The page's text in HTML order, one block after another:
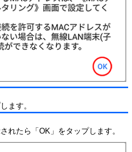
ます。
れたら「OK」をタップします。